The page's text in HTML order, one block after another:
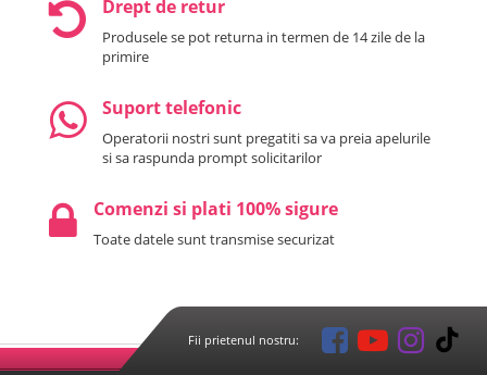
Drept de retur
Produsele se pot returna in termen de 14 zile de la
primire
Suport telefonic
Operatorii nostri sunt pregatiti sa va preia apelurile
si sa raspunda prompt solicitarilor
Comenzi si plati 100% sigure
Toate datele sunt transmise securizat
Fii prietenul nostru: